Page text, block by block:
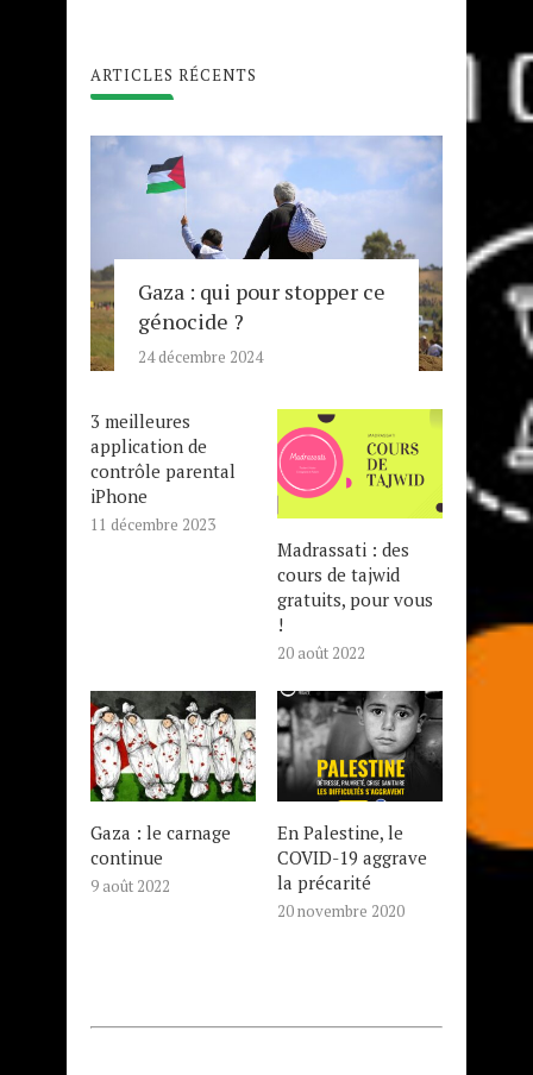
ARTICLES RÉCENTS
Gaza : qui pour stopper ce
génocide ?
24 décembre 2024
3 meilleures
application de
contrôle parental
iPhone
11 décembre 2023
Madrassati : des
cours de tajwid
gratuits, pour vous
!
20 août 2022
Gaza : le carnage
continue
9 août 2022
En Palestine, le
COVID-19 aggrave
la précarité
20 novembre 2020